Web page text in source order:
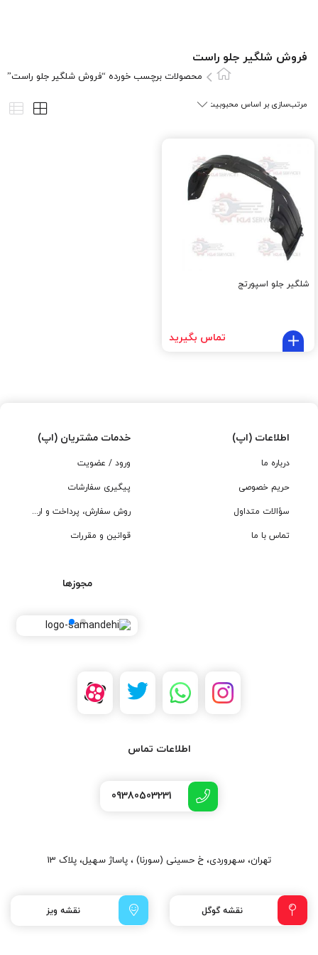
فروش شلگیر جلو راست
محصولات برچسب خورده “فروش شلگیر جلو راست”
شلگیر جلو اسپورتج
تماس بگیرید
اطلاعات (اپ)
درباره ما
حریم خصوصی
سؤالات متداول
تماس با ما
خدمات مشتریان (اپ)
ورود / عضویت
پیگیری سفارشات
روش سفارش، پرداخت و ارسال
قوانین و مقررات
مجوزها
اطلاعات تماس
09380503231
تهران، سهروردی، خ حسینی (سورنا) ، پاساژ سهیل، پلاک 13
نقشه گوگل نقشه ویز